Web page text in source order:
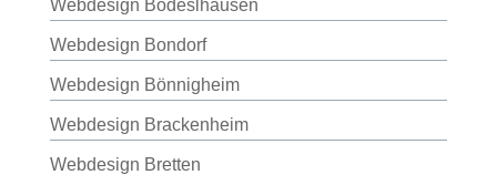
Webdesign Bodeslhausen
Webdesign Bondorf
Webdesign Bönnigheim
Webdesign Brackenheim
Webdesign Bretten